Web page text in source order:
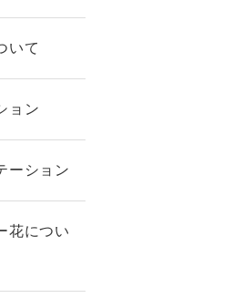
いて
ョン
ーション
花につい